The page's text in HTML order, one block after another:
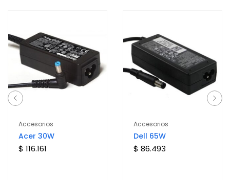
Accesorios
Acer 30W
$ 116.161
Accesorios
Dell 65W
$ 86.493